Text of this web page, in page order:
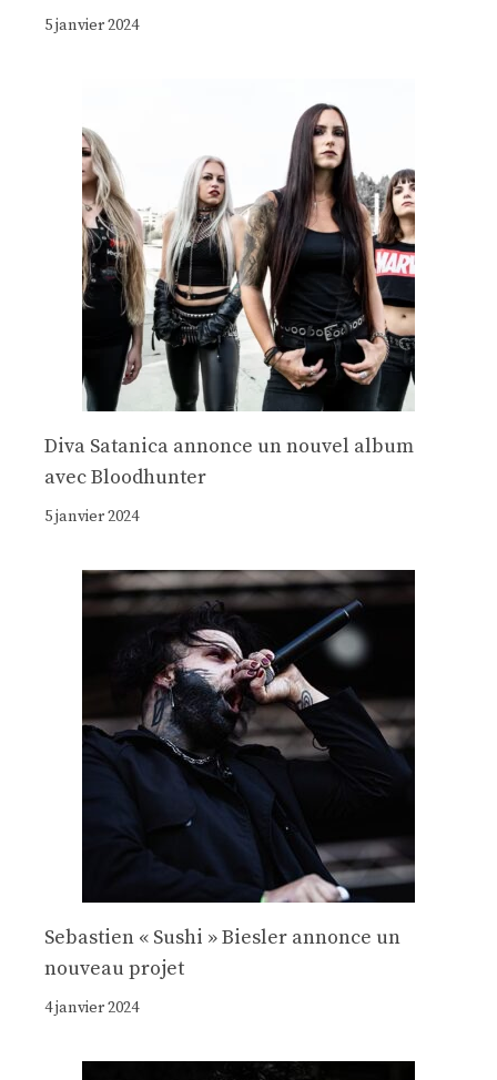
5 janvier 2024
Diva Satanica annonce un nouvel album
avec Bloodhunter
5 janvier 2024
Sebastien « Sushi » Biesler annonce un
nouveau projet
4 janvier 2024